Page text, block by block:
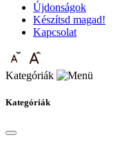
Újdonságok
Készítsd magad!
Kapcsolat
Kategóriák
Kategóriák